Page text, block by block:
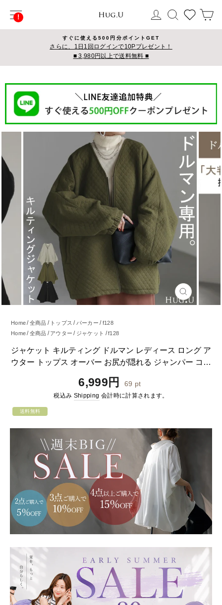
ス
サイトナビゲーション ログイン
検索
すぐに使える500円分ポイントGET
さらに、1日1回ログインで10Pプレゼント！
■ 3,980円以上で送料無料 ■
閉
じ
Home 全商品 アウター f128
Home 全商品 アウター ジャケット f128
Home 全商品 トップス f128
Home 全商品 トップス パーカー f128
ジャケット キルティング ドルマン レディース ロング ア
ウター トップス オーバー お尻が隠れる ジャンパー コー
ー 中綿 羽織 チュニック 大きいサイズ 体型カバー 黒 カ
ーキ 夏 春 HUG.U
通
価
6,999円 69 pt
税込み Shipping 会計時に計算されます。
送料無料